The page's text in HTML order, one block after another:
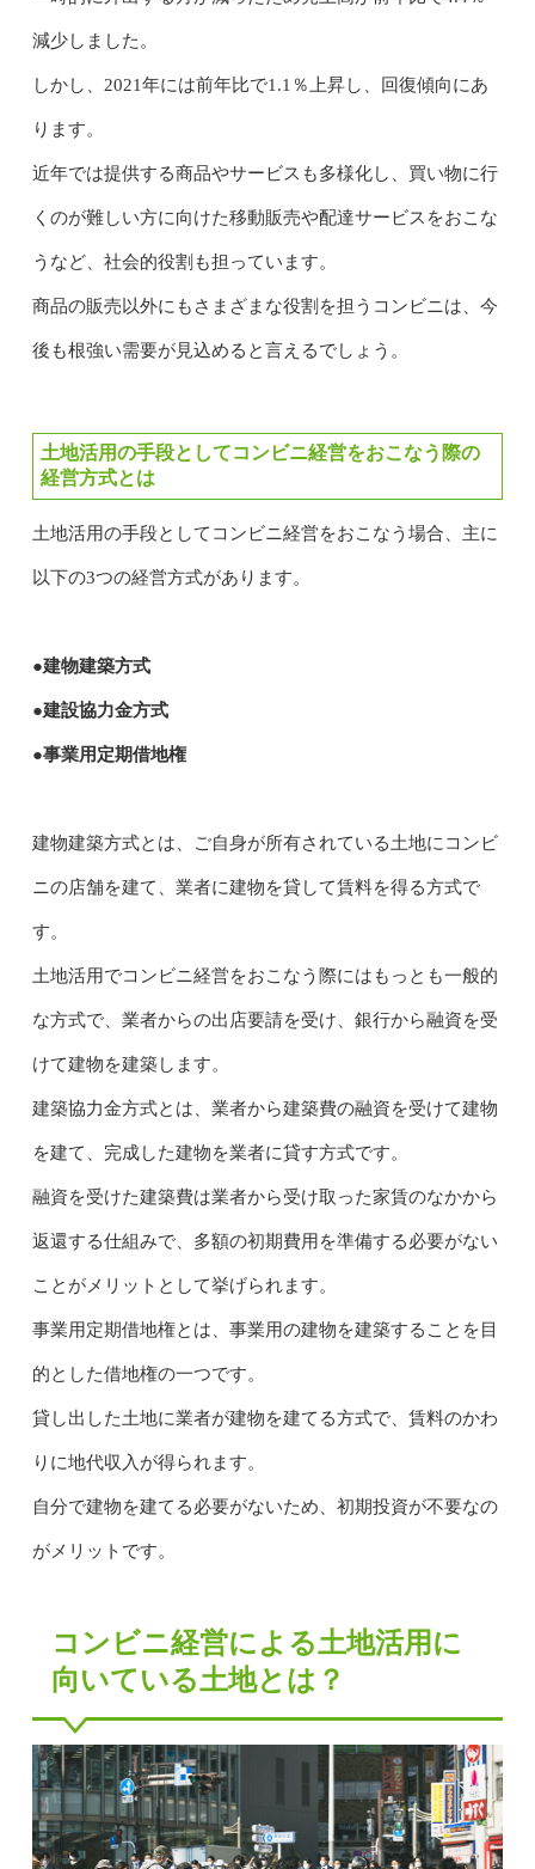
減少しました。
しかし、2021年には前年比で1.1％上昇し、回復傾向にあ
ります。
近年では提供する商品やサービスも多様化し、買い物に行
くのが難しい方に向けた移動販売や配達サービスをおこな
うなど、社会的役割も担っています。
商品の販売以外にもさまざまな役割を担うコンビニは、今
後も根強い需要が見込めると言えるでしょう。
土地活用の手段としてコンビニ経営をおこなう際の
経営方式とは
土地活用の手段としてコンビニ経営をおこなう場合、主に
以下の3つの経営方式があります。
●建物建築方式
●建設協力金方式
●事業用定期借地権
建物建築方式とは、ご自身が所有されている土地にコンビ
ニの店舗を建て、業者に建物を貸して賃料を得る方式で
す。
土地活用でコンビニ経営をおこなう際にはもっとも一般的
な方式で、業者からの出店要請を受け、銀行から融資を受
けて建物を建築します。
建築協力金方式とは、業者から建築費の融資を受けて建物
を建て、完成した建物を業者に貸す方式です。
融資を受けた建築費は業者から受け取った家賃のなかから
返還する仕組みで、多額の初期費用を準備する必要がない
ことがメリットとして挙げられます。
事業用定期借地権とは、事業用の建物を建築することを目
的とした借地権の一つです。
貸し出した土地に業者が建物を建てる方式で、賃料のかわ
りに地代収入が得られます。
自分で建物を建てる必要がないため、初期投資が不要なの
がメリットです。
コンビニ経営による土地活用に
向いている土地とは？